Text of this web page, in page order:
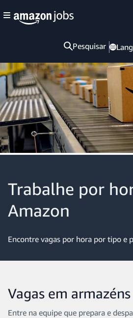
Pesquisar
Trabalhe por
Amazon
Encontre vagas por hora por tipo e
Vagas em
Entre na equipe que prepara e